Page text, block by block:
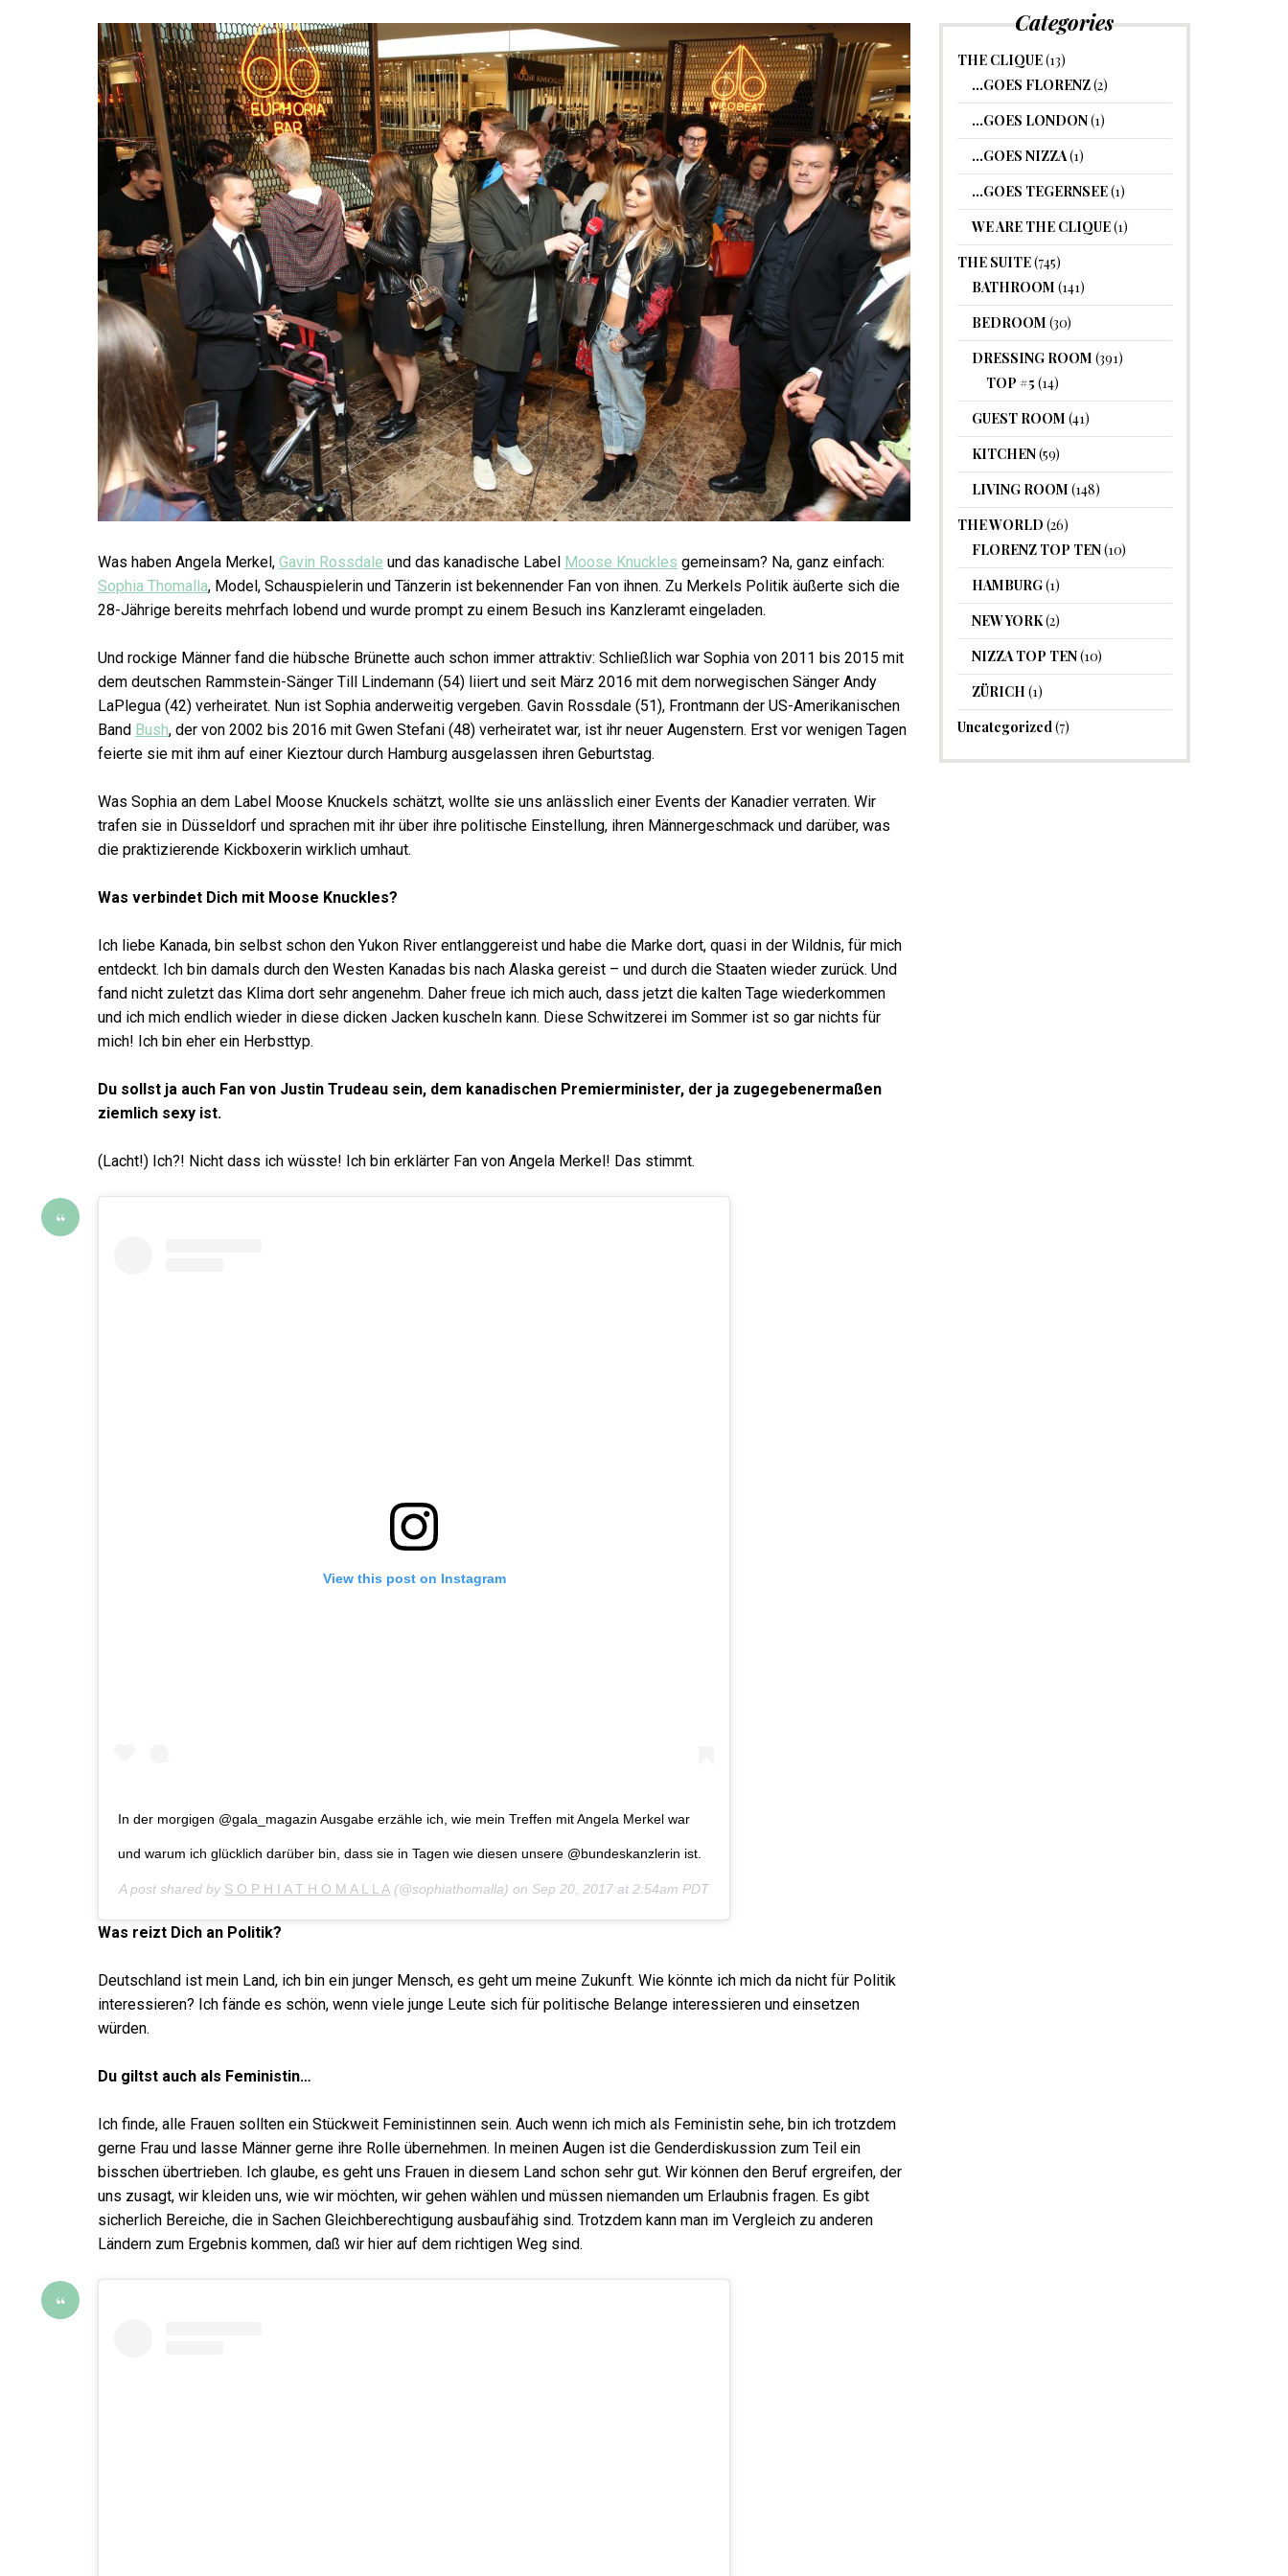
Was haben Angela Merkel, Gavin Rossdale und das kanadische Label Moose Knuckles gemeinsam? Na, ganz einfach:
Sophia Thomalla, Model, Schauspielerin und Tänzerin ist bekennender Fan von ihnen. Zu Merkels Politik äußerte sich die
28-Jährige bereits mehrfach lobend und wurde prompt zu einem Besuch ins Kanzleramt eingeladen.
Und rockige Männer fand die hübsche Brünette auch schon immer attraktiv: Schließlich war Sophia von 2011 bis 2015 mit
dem deutschen Rammstein-Sänger Till Lindemann (54) liiert und seit März 2016 mit dem norwegischen Sänger Andy
LaPlegua (42) verheiratet. Nun ist Sophia anderweitig vergeben. Gavin Rossdale (51), Frontmann der US-Amerikanischen
Band Bush, der von 2002 bis 2016 mit Gwen Stefani (48) verheiratet war, ist ihr neuer Augenstern. Erst vor wenigen Tagen
feierte sie mit ihm auf einer Kieztour durch Hamburg ausgelassen ihren Geburtstag.
Was Sophia an dem Label Moose Knuckels schätzt, wollte sie uns anlässlich einer Events der Kanadier verraten. Wir
trafen sie in Düsseldorf und sprachen mit ihr über ihre politische Einstellung, ihren Männergeschmack und darüber, was
die praktizierende Kickboxerin wirklich umhaut.
Was verbindet Dich mit Moose Knuckles?
Ich liebe Kanada, bin selbst schon den Yukon River entlanggereist und habe die Marke dort, quasi in der Wildnis, für mich
entdeckt. Ich bin damals durch den Westen Kanadas bis nach Alaska gereist – und durch die Staaten wieder zurück. Und
fand nicht zuletzt das Klima dort sehr angenehm. Daher freue ich mich auch, dass jetzt die kalten Tage wiederkommen
und ich mich endlich wieder in diese dicken Jacken kuscheln kann. Diese Schwitzerei im Sommer ist so gar nichts für
mich! Ich bin eher ein Herbsttyp.
Du sollst ja auch Fan von Justin Trudeau sein, dem kanadischen Premierminister, der ja zugegebenermaßen
ziemlich sexy ist.
(Lacht!) Ich?! Nicht dass ich wüsste! Ich bin erklärter Fan von Angela Merkel! Das stimmt.
View this post on Instagram
In der morgigen @gala_magazin Ausgabe erzähle ich, wie mein Treffen mit Angela Merkel war
und warum ich glücklich darüber bin, dass sie in Tagen wie diesen unsere @bundeskanzlerin ist.
A post shared by S O P H I A T H O M A L L A (@sophiathomalla) on Sep 20, 2017 at 2:54am PDT
Was reizt Dich an Politik?
Deutschland ist mein Land, ich bin ein junger Mensch, es geht um meine Zukunft. Wie könnte ich mich da nicht für Politik
interessieren? Ich fände es schön, wenn viele junge Leute sich für politische Belange interessieren und einsetzen
würden.
Du giltst auch als Feministin…
Ich finde, alle Frauen sollten ein Stückweit Feministinnen sein. Auch wenn ich mich als Feministin sehe, bin ich trotzdem
gerne Frau und lasse Männer gerne ihre Rolle übernehmen. In meinen Augen ist die Genderdiskussion zum Teil ein
bisschen übertrieben. Ich glaube, es geht uns Frauen in diesem Land schon sehr gut. Wir können den Beruf ergreifen, der
uns zusagt, wir kleiden uns, wie wir möchten, wir gehen wählen und müssen niemanden um Erlaubnis fragen. Es gibt
sicherlich Bereiche, die in Sachen Gleichberechtigung ausbaufähig sind. Trotzdem kann man im Vergleich zu anderen
Ländern zum Ergebnis kommen, daß wir hier auf dem richtigen Weg sind.
Categories
THE CLIQUE(13)
…GOES FLORENZ(2)
…GOES LONDON(1)
…GOES NIZZA(1)
…GOES TEGERNSEE(1)
WE ARE THE CLIQUE(1)
THE SUITE(745)
BATHROOM (141)
BEDROOM (30)
DRESSING ROOM (391)
TOP #5 (14)
GUEST ROOM (41)
KITCHEN(59)
LIVING ROOM (148)
THE WORLD (26)
FLORENZ TOP TEN(10)
HAMBURG(1)
NEW YORK(2)
NIZZA TOP TEN(10)
ZÜRICH (1)
Uncategorized(7)